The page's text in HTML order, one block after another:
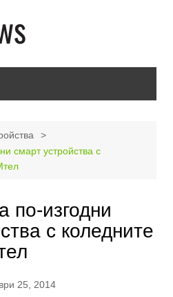
смарт устройства с
по-изгодни
с коледните
25, 2014